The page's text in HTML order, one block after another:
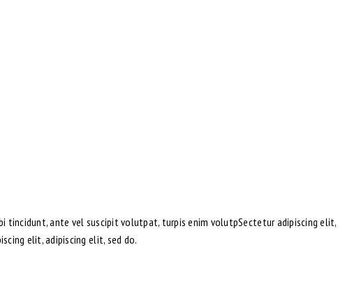
tincidunt, ante vel suscipit volutpat, turpis enim volutpSectetur adipiscing elit,
elit, adipiscing elit, sed do.